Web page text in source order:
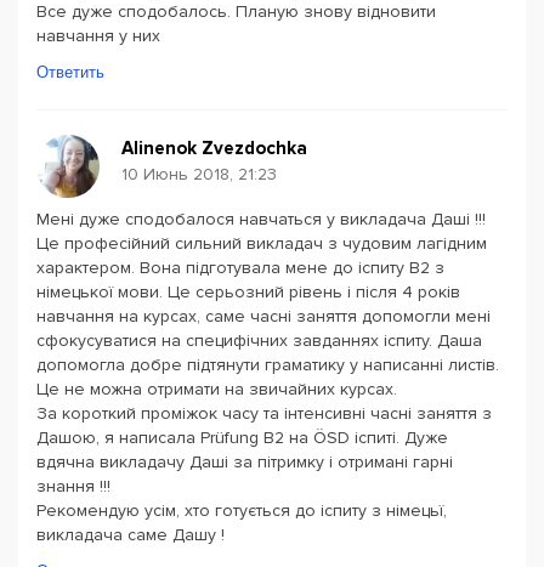
Все дуже сподобалось. Планую знову відновити
навчання у них
Ответить
Alinenok Zvezdochka
10 Июнь 2018, 21:23
Мені дуже сподобалося навчаться у викладача Даші !!!
Це професійний сильний викладач з чудовим лагідним
характером. Вона підготувала мене до іспиту B2 з
німецької мови. Це серьозний рівень і після 4 років
навчання на курсах, саме часні заняття допомогли мені
сфокусуватися на специфічних завданнях іспиту. Даша
допомогла добре підтянути граматику у написанні листів.
Це не можна отримати на звичайних курсах.
За короткий проміжок часу та інтенсивні часні заняття з
Дашою, я написала Prüfung B2 на ÖSD іспиті. Дуже
вдячна викладачу Даші за пітримку і отримані гарні
знання !!!
Рекомендую усім, хто готується до іспиту з німецьї,
викладача саме Дашу !